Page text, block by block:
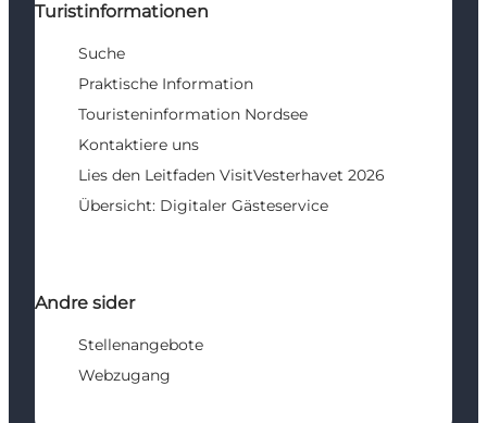
Turistinformationen
Suche
Praktische Information
Touristeninformation Nordsee
Kontaktiere uns
Lies den Leitfaden VisitVesterhavet 2026
Übersicht: Digitaler Gästeservice
Andre sider
Stellenangebote
Webzugang